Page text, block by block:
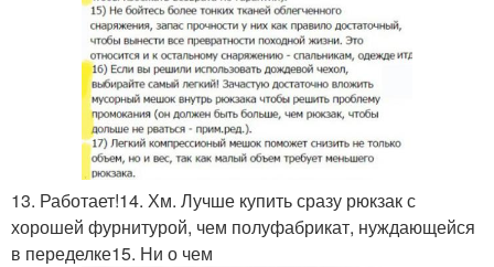
13. Работает!14. Хм. Лучше купить сразу рюкзак с
хорошей фурнитурой, чем полуфабрикат, нуждающейся
в переделке15. Ни о чем